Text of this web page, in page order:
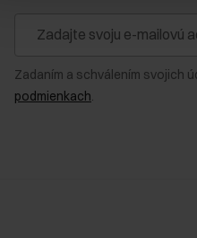
Zadaním a schválením svojich
podmienkach.